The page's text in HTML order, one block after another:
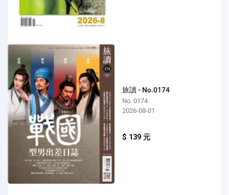
旅讀 - No.0174
No. 0174
2026-08-01
$ 139 元